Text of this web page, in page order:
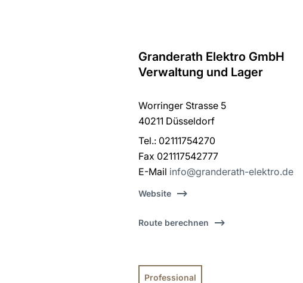
Zurück
Granderath Elektro GmbH
Verwaltung und Lager
Worringer Strasse 5
40211 Düsseldorf
Tel.: 02111754270
Fax 021117542777
E-Mail info@granderath-elektro.de
Website
Route berechnen
Professional